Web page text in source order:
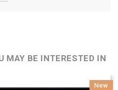
MAY BE INTERESTED IN
New